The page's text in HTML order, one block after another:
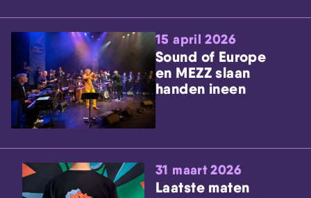
15 april 2026
Sound of Europe
en MEZZ slaan
handen ineen
31 maart 2026
Laatste maten